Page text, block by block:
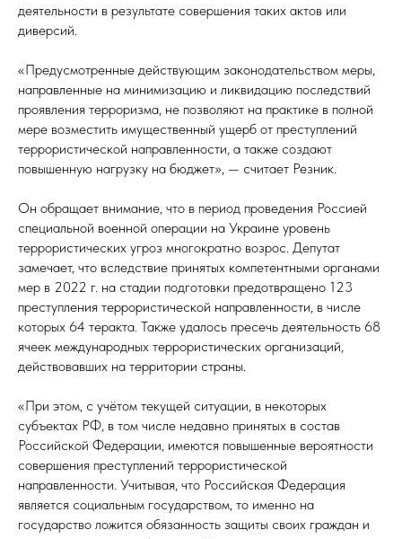
деятельности в результате совершения таких актов или
диверсий.
«Предусмотренные действующим законодательством меры,
направленные на минимизацию и ликвидацию последствий
проявления терроризма, не позволяют на практике в полной
мере возместить имущественный ущерб от преступлений
террористической направленности, а также создают
повышенную нагрузку на бюджет», — считает Резник.
Он обращает внимание, что в период проведения Россией
специальной военной операции на Украине уровень
террористических угроз многократно возрос. Депутат
замечает, что вследствие принятых компетентными органами
мер в 2022 г. на стадии подготовки предотвращено 123
преступления террористической направленности, в числе
которых 64 теракта. Также удалось пресечь деятельность 68
ячеек международных террористических организаций,
действовавших на территории страны.
«При этом, с учётом текущей ситуации, в некоторых
субъектах РФ, в том числе недавно принятых в состав
Российской Федерации, имеются повышенные вероятности
совершения преступлений террористической
направленности. Учитывая, что Российская Федерация
является социальным государством, то именно на
государство ложится обязанность защиты своих граждан и